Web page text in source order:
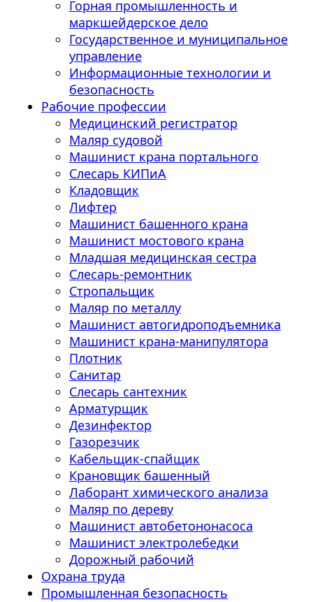
Горная промышленность и
маркшейдерское дело
Государственное и муниципальное
управление
Информационные технологии и
безопасность
Рабочие профессии
Медицинский регистратор
Маляр судовой
Машинист крана портального
Слесарь КИПиА
Кладовщик
Лифтер
Машинист башенного крана
Машинист мостового крана
Младшая медицинская сестра
Слесарь-ремонтник
Стропальщик
Маляр по металлу
Машинист автогидроподъемника
Машинист крана-манипулятора
Плотник
Санитар
Слесарь сантехник
Арматурщик
Дезинфектор
Газорезчик
Кабельщик-спайщик
Крановщик башенный
Лаборант химического анализа
Маляр по дереву
Машинист автобетононасоса
Машинист электролебедки
Дорожный рабочий
Охрана труда
Промышленная безопасность